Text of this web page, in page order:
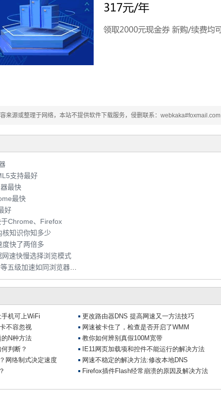
来源或整理于网络，本站不提供软件下载服务，侵删联系：webkaka#foxmail.com
支持最好
最快
最快
好
Chrome、Firefox
知识你知多少
度快了两倍多
速快慢选择浏览模式